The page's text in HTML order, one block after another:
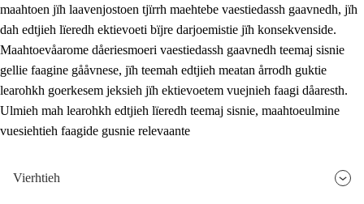
Dåaresthfaageles teemah
2.5 Dåaresthfaageles teemah
2.5.2 Demokratije jïh meatanårrojevoete
2.5.3 Monnehke evtiedimmie
maahtoen jïh laavenjostoen tjïrrh maehtebe vaestiedassh gaavnedh, jïh
dah edtjieh lïeredh ektievoeti bïjre darjoemistie jïh konsekvenside.
Maahtoevåarome dåeriesmoeri vaestiedassh gaavnedh teemaj sisnie
gellie faagine gååvnese, jïh teemah edtjieh meatan årrodh guktie
learohkh goerkesem jeksieh jïh ektievoetem vuejnieh faagi dåaresth.
Ulmieh mah learohkh edtjieh lïeredh teemaj sisnie, maahtoeulmine
vuesiehtieh faagide gusnie relevaante
Vierhtieh